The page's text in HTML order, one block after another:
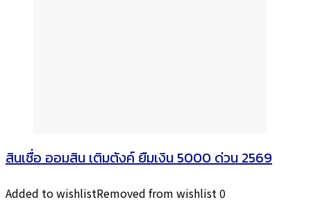
สินเชื่อ ออมสิน เติมตังค์ ยืมเงิน 5000 ด่วน 2569
Added to wishlistRemoved from wishlist0